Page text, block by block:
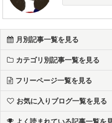
月別記事一覧を見る
カテゴリ別記事一覧を見る
フリーページ一覧を見る
お気に入りブログ一覧を見る
よく読まれている記事一覧を